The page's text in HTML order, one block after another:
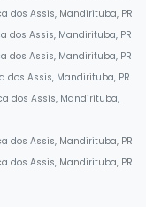
dos Assis, Mandirituba, PR
dos Assis, Mandirituba, PR
dos Assis, Mandirituba, PR
dos Assis, Mandirituba, PR
dos Assis, Mandirituba,
dos Assis, Mandirituba, PR
dos Assis, Mandirituba, PR